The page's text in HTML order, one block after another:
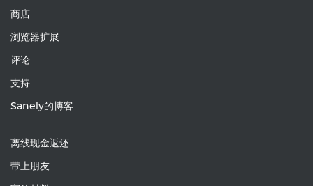
商店
浏览器扩展
评论
支持
Sanely的博客
离线现金返还
带上朋友